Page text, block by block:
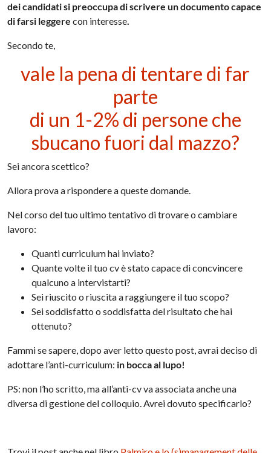
dei candidati si preoccupa di scrivere un documento capace
di farsi leggerecon interesse.
Secondo te,
vale la pena di tentare di far
parte
di un 1-2% di persone che
sbucano fuori dal mazzo?
Sei ancora scettico?
Allora prova a rispondere a queste domande.
Nel corso del tuo ultimo tentativo di trovare o cambiare
lavoro:
Quanti curriculum hai inviato?
Quante volte il tuo cv è stato capace di concvincere
qualcuno a intervistarti?
Sei riuscito o riuscita a raggiungere il tuo scopo?
Sei soddisfatto o soddisfatta del risultato che hai
ottenuto?
Fammi se sapere, dopo aver letto questo post, avrai deciso di
adottare l’anti-curriculum: in bocca al lupo!
PS: non l’ho scritto, ma all’anti-cv va associata anche una
diversa di gestione del colloquio. Avrei dovuto specificarlo?